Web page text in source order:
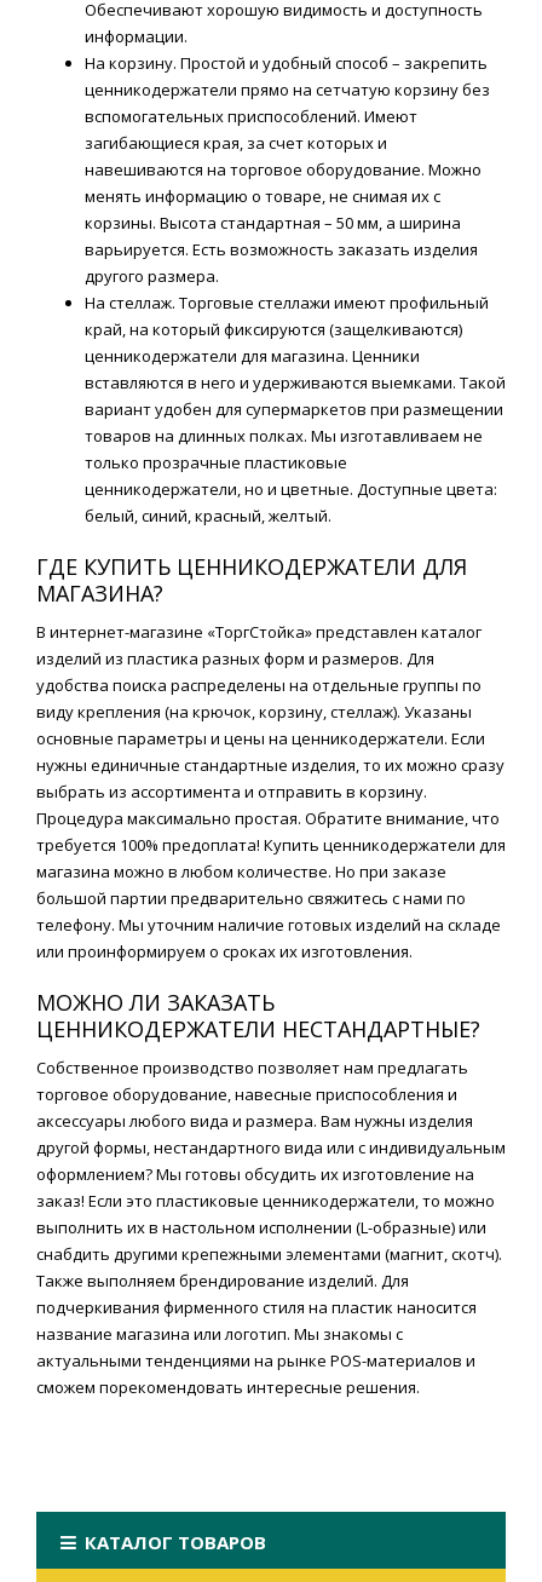
Обеспечивают хорошую видимость и доступность
информации.
На корзину. Простой и удобный способ – закрепить
ценникодержатели прямо на сетчатую корзину без
вспомогательных приспособлений. Имеют
загибающиеся края, за счет которых и
навешиваются на торговое оборудование. Можно
менять информацию о товаре, не снимая их с
корзины. Высота стандартная – 50 мм, а ширина
варьируется. Есть возможность заказать изделия
другого размера.
На стеллаж. Торговые стеллажи имеют профильный
край, на который фиксируются (защелкиваются)
ценникодержатели для магазина. Ценники
вставляются в него и удерживаются выемками. Такой
вариант удобен для супермаркетов при размещении
товаров на длинных полках. Мы изготавливаем не
только прозрачные пластиковые
ценникодержатели, но и цветные. Доступные цвета:
белый, синий, красный, желтый.
ГДЕ КУПИТЬ ЦЕННИКОДЕРЖАТЕЛИ ДЛЯ
МАГАЗИНА?
В интернет-магазине «ТоргСтойка» представлен каталог
изделий из пластика разных форм и размеров. Для
удобства поиска распределены на отдельные группы по
виду крепления (на крючок, корзину, стеллаж). Указаны
основные параметры и цены на ценникодержатели. Если
нужны единичные стандартные изделия, то их можно сразу
выбрать из ассортимента и отправить в корзину.
Процедура максимально простая. Обратите внимание, что
требуется 100% предоплата! Купить ценникодержатели для
магазина можно в любом количестве. Но при заказе
большой партии предварительно свяжитесь с нами по
телефону. Мы уточним наличие готовых изделий на складе
или проинформируем о сроках их изготовления.
МОЖНО ЛИ ЗАКАЗАТЬ
ЦЕННИКОДЕРЖАТЕЛИ НЕСТАНДАРТНЫЕ?
Собственное производство позволяет нам предлагать
торговое оборудование, навесные приспособления и
аксессуары любого вида и размера. Вам нужны изделия
другой формы, нестандартного вида или с индивидуальным
оформлением? Мы готовы обсудить их изготовление на
заказ! Если это пластиковые ценникодержатели, то можно
выполнить их в настольном исполнении (L-образные) или
снабдить другими крепежными элементами (магнит, скотч).
Также выполняем брендирование изделий. Для
подчеркивания фирменного стиля на пластик наносится
название магазина или логотип. Мы знакомы с
актуальными тенденциями на рынке POS-материалов и
сможем порекомендовать интересные решения.
КАТАЛОГ ТОВАРОВ